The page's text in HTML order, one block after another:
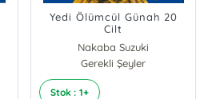
Yedi Ölümcül Günah 20
Cilt
Nakaba Suzuki
Gerekli Şeyler
Stok : 1+